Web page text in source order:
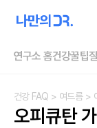
연구소 홈건강꿀팁
건강 FAQ > 여드름>
오피큐탄